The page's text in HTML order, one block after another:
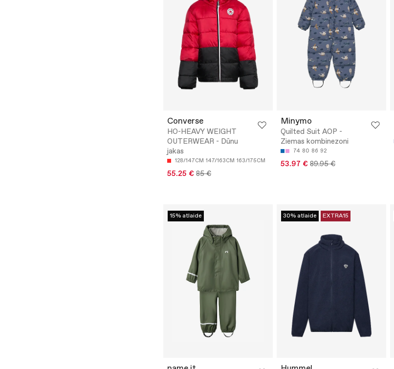
Converse
HO-HEAVY WEIGHT
OUTERWEAR - Dūnu
jakas
128/147CM 147/163CM 163/175CM
55.25 € 85 €
Minymo
Quilted Suit AOP -
Ziemas kombinezoni
74 80 86 92
53.97 € 89.95 €
15% atlaide 30% atlaide EXTRA15